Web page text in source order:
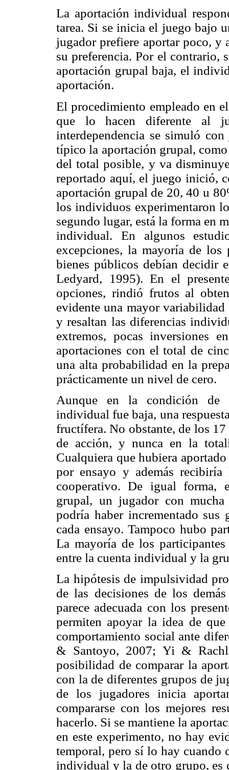
La aportación individual
tarea. Si se inicia el juego bajo
jugador prefiere aportar poco, y
su preferencia. Por el
aportación grupal baja, el
aportación.
El procedimiento empleado en
que lo hacen diferente al
interdependencia se simuló
típico la aportación grupal,
del total posible, y va
reportado aquí, el juego inició,
aportación grupal de 20, 40 u
los individuos experimentaron
segundo lugar, está la forma en
individual. En algunos
excepciones, la mayoría de los
bienes públicos debían decidir
Ledyard, 1995). En el
opciones, rindió frutos al
evidente una mayor
y resaltan las diferencias
extremos, pocas inversiones
aportaciones con el total de
una alta probabilidad en la
prácticamente un nivel de cero.
Aunque en la condición de
individual fue baja, una
fructífera. No obstante, de los
de acción, y nunca en la
Cualquiera que hubiera
por ensayo y además
cooperativo. De igual forma,
grupal, un jugador con
podría haber incrementado sus
cada ensayo. Tampoco hubo
La mayoría de los
entre la cuenta individual y la
La hipótesis de impulsividad
de las decisiones de los
parece adecuada con los
permiten apoyar la idea de
comportamiento social ante
& Santoyo, 2007; Yi &
posibilidad de comparar la
con la de diferentes grupos de
de los jugadores inicia
compararse con los mejores
hacerlo. Si se mantiene la
en este experimento, no hay
temporal, pero sí lo hay cuando
individual y la de otro grupo, es